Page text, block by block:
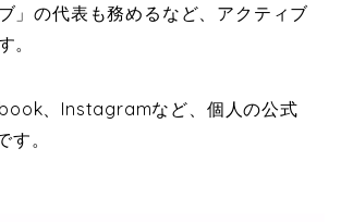
」の代表も務めるなど、アクティブ
。
、Instagramなど、個人の公式
す。